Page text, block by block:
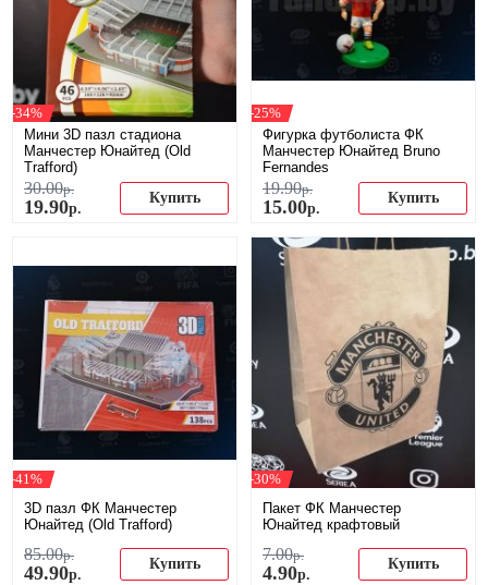
-34%
Мини 3D пазл стадиона
Манчестер Юнайтед (Old
Trafford)
30.00р.
19.90р.
Купить
-25%
Фигурка футболиста ФК
Манчестер Юнайтед Bruno
Fernandes
19.90р.
15.00р.
Купить
-41%
3D пазл ФК Манчестер
Юнайтед (Old Trafford)
85.00р.
49.90р.
Купить
-30%
Пакет ФК Манчестер
Юнайтед крафтовый
7.00р.
4.90р.
Купить